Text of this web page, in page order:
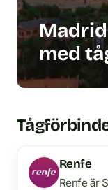
med
Renfe
Renfe är